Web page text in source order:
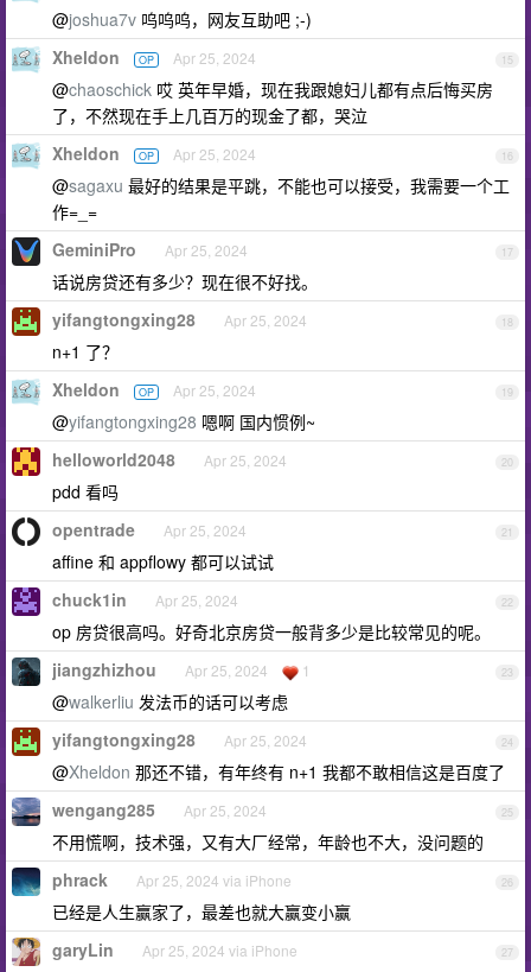
@joshua7v 呜呜呜，网友互助吧 ;-)
15
Xheldon OP Apr 25, 2024
@chaoschick 哎 英年早婚，现在我跟媳妇儿都有点后悔买房
了，不然现在手上几百万的现金了都，哭泣
16
Xheldon OP Apr 25, 2024
@sagaxu 最好的结果是平跳，不能也可以接受，我需要一个工
作=_=
17
GeminiPro Apr 25, 2024
话说房贷还有多少？现在很不好找。
18
yifangtongxing28 Apr 25, 2024
n+1 了？
19
Xheldon OP Apr 25, 2024
@yifangtongxing28 嗯啊 国内惯例~
20
helloworld2048 Apr 25, 2024
pdd 看吗
21
opentrade Apr 25, 2024
affine 和 appflowy 都可以试试
22
chuck1in Apr 25, 2024
op 房贷很高吗。好奇北京房贷一般背多少是比较常见的呢。
23
jiangzhizhou Apr 25, 2024 1
@walkerliu 发法币的话可以考虑
24
yifangtongxing28 Apr 25, 2024
@Xheldon 那还不错，有年终有 n+1 我都不敢相信这是百度了
25
wengang285 Apr 25, 2024
不用慌啊，技术强，又有大厂经常，年龄也不大，没问题的
26
phrack Apr 25, 2024 via iPhone
已经是人生赢家了，最差也就大赢变小赢
27
garyLin Apr 25, 2024 via iPhone